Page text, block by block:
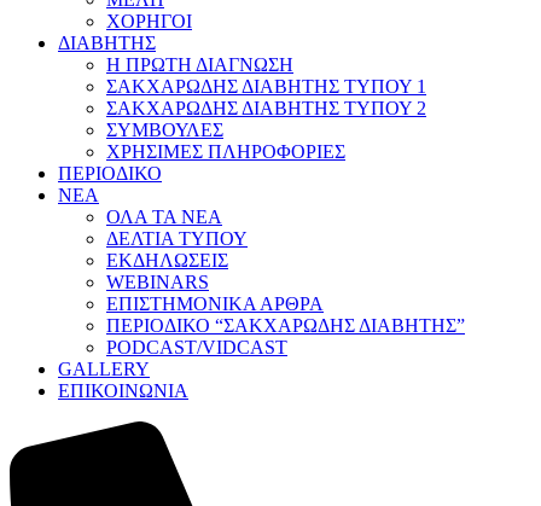
ΧΟΡΗΓΟΙ
ΔΙΑΒΗΤΗΣ
Η ΠΡΩΤΗ ΔΙΑΓΝΩΣΗ
ΣΑΚΧΑΡΩΔΗΣ ΔΙΑΒΗΤΗΣ ΤΥΠΟΥ 1
ΣΑΚΧΑΡΩΔΗΣ ΔΙΑΒΗΤΗΣ ΤΥΠΟΥ 2
ΣΥΜΒΟΥΛΕΣ
ΧΡΗΣΙΜΕΣ ΠΛΗΡΟΦΟΡΙΕΣ
ΠΕΡΙΟΔΙΚΟ
ΝΕΑ
ΟΛΑ ΤΑ ΝΕΑ
ΔΕΛΤΙΑ ΤΥΠΟΥ
ΕΚΔΗΛΩΣΕΙΣ
WEBINARS
ΕΠΙΣΤΗΜΟΝΙΚΑ ΑΡΘΡΑ
ΠΕΡΙΟΔΙΚΟ “ΣΑΚΧΑΡΩΔΗΣ ΔΙΑΒΗΤΗΣ”
PODCAST/VIDCAST
GALLERY
ΕΠΙΚΟΙΝΩΝΙΑ